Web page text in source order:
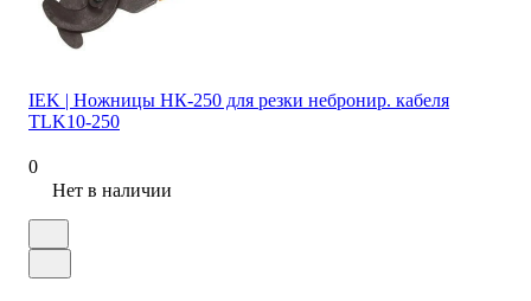
IEK | Ножницы НК-250 для резки небронир. кабеля
TLK10-250
0
Нет в наличии